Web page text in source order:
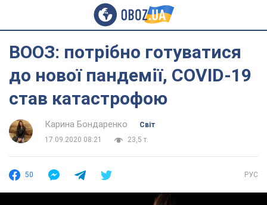
ВООЗ: потрібно готуватися
до нової пандемії, COVID-19
став катастрофою
Карина Бондаренко
Світ
17.09.2020 08:21
23,5 т.
50 РУС